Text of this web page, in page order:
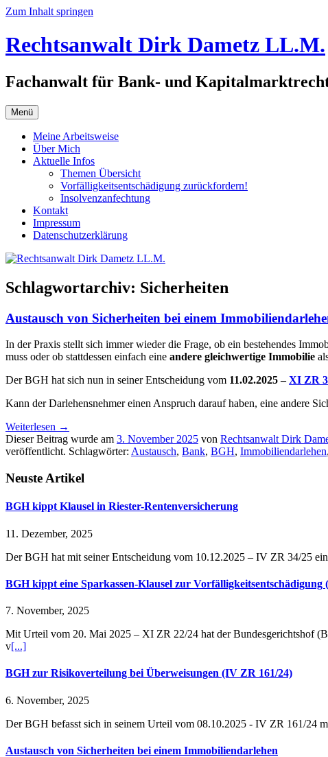
Zum Inhalt springen
Rechtsanwalt Dirk Dametz LL.M.
Fachanwalt für Bank- und
Menü
Meine Arbeitsweise
Über Mich
Aktuelle Infos
Themen Übersicht
Vorfälligkeitsentschädigung zurückfordern!
Insolvenzanfechtung
Kontakt
Impressum
Datenschutzerklärung
Schlagwortarchiv: Sicherheiten
Austausch von Sicherheiten bei einem
In der Praxis stellt sich immer wieder die Frage, ob ein bestehendes
muss oder ob stattdessen einfach eine andere gleichwertige Immobilie
Der BGH hat sich nun in seiner Entscheidung vom 11.02.2025 –XI ZR
Kann der Darlehensnehmer einen Anspruch darauf haben, eine andere
Weiterlesen →
Dieser Beitrag wurde am 3. November 2025 von Rechtsanwalt Dirk
veröffentlicht. Schlagwörter: Austausch, Bank, BGH, Immobiliendarlehen,
Neuste Artikel
BGH kippt Klausel in Riester-Rentenversicherung
11. Dezember, 2025
Der BGH hat mit seiner Entscheidung vom 10.12.2025 – IV ZR 34/25
BGH kippt eine Sparkassen-Klausel zur Vorfälligkeitsentschädigung
7. November, 2025
Mit Urteil vom 20. Mai 2025 – XI ZR 22/24 hat der Bundesgerichtshof
v[...]
BGH zur Risikoverteilung bei Überweisungen (IV ZR 161/24)
6. November, 2025
Der BGH befasst sich in seinem Urteil vom 08.10.2025 - IV ZR 161/24
Austausch von Sicherheiten bei einem Immobiliendarlehen